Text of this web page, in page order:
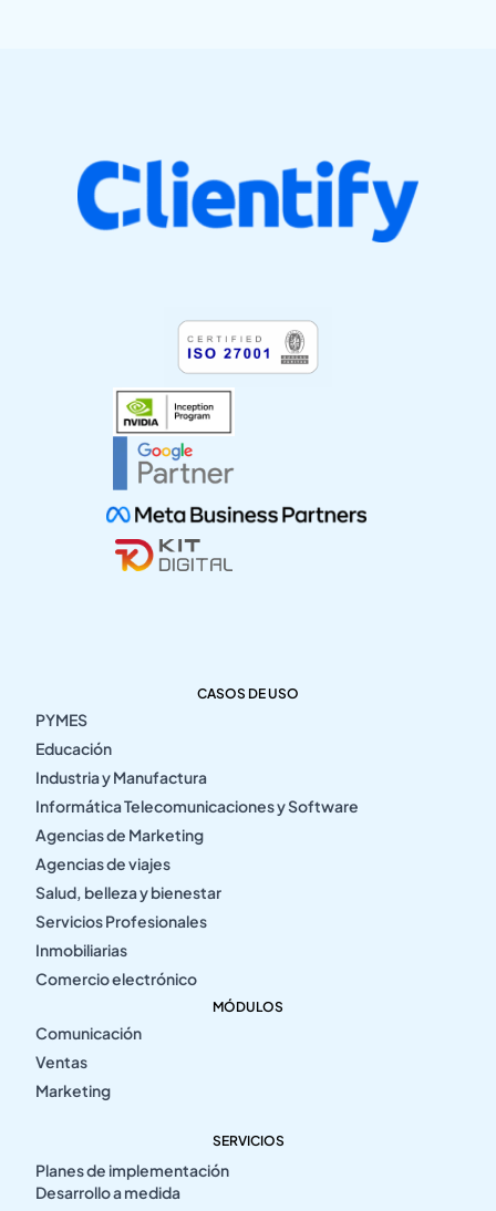
CASOS DE USO
PYMES
Educación
Industria y Manufactura
Informática Telecomunicaciones y Software
Agencias de Marketing
Agencias de viajes
Salud, belleza y bienestar
Servicios Profesionales
Inmobiliarias
Comercio electrónico
MÓDULOS
Comunicación
Ventas
Marketing
SERVICIOS
Planes de implementación
Desarrollo a medida